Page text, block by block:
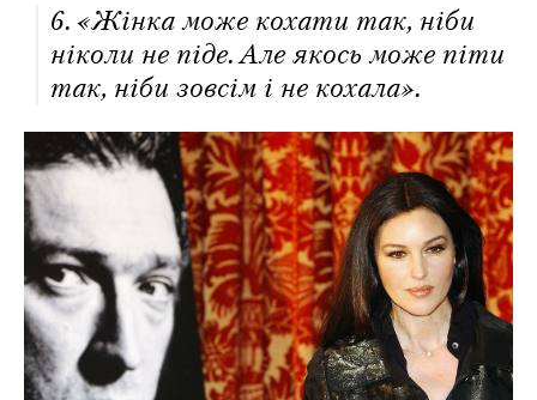
6. «Жінка може кохати так, ніби
ніколи не піде. Але якось може піти
так, ніби зовсім і не кохала».